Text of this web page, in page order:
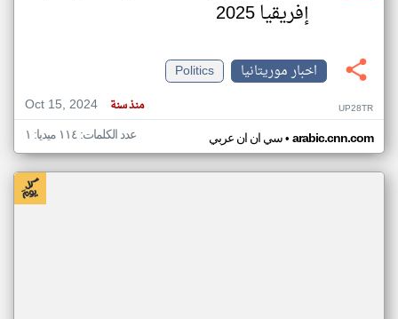
إفريقيا 2025
اخبار موريتانيا
Politics
Oct 15, 2024
منذ سنة UP28TR
سي ان ان عربي• arabic.cnn.com عدد الكلمات: ١١٤ ميديا: ١